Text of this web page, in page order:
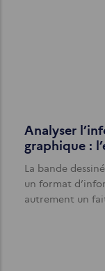
Analyser
graphique :
La bande
un format
autrement un